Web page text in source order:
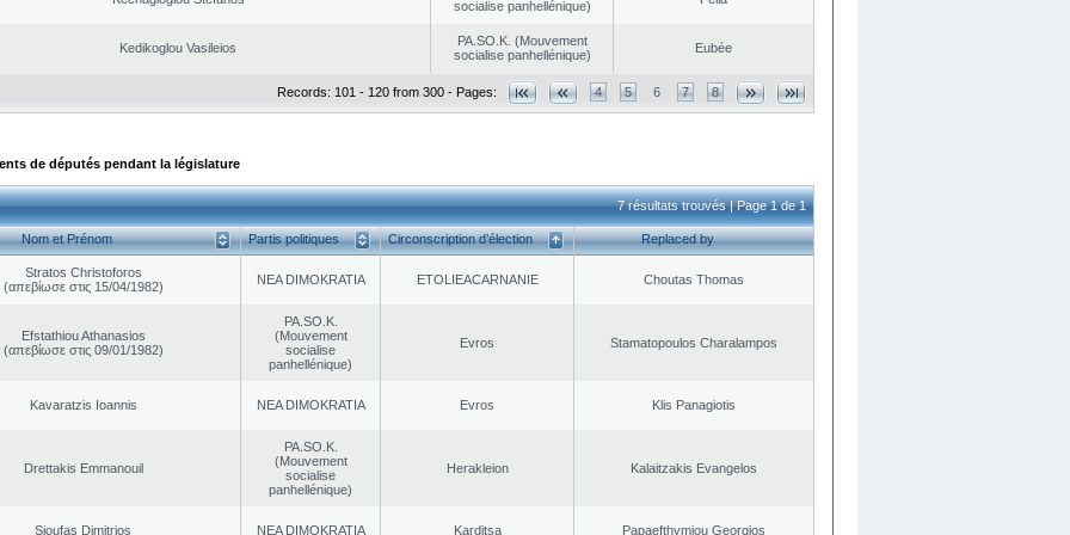
socialise panhellénique)
Kedikoglou Vasileios
PA.SO.K. (Mouvement
socialise panhellénique)
Eubée
Records: 101 - 120 from 300 - Pages: 4 5 6 7 8
de députés pendant la législature
7 résultats trouvés | Page 1 de 1
Nom et Prénom Partis politiques Circonscription d’élection Replaced by
Stratos Christoforos
(απεβίωσε στις 15/04/1982)
NEA DΙMOKRATIA EΤOLIEACARNANIE Choutas Thomas
Efstathiou Athanasios
(απεβίωσε στις 09/01/1982)
PA.SO.K.
(Mouvement
socialise
panhellénique)
Evros Stamatopoulos Charalampos
Kavaratzis Ioannis NEA DΙMOKRATIA Evros Klis Panagiotis
Drettakis Emmanouil
PA.SO.K.
(Mouvement
socialise
panhellénique)
Herakleion Kalaitzakis Evangelos
Sioufas Dimitrios NEA DΙMOKRATIA Karditsa Papaefthymiou Georgios